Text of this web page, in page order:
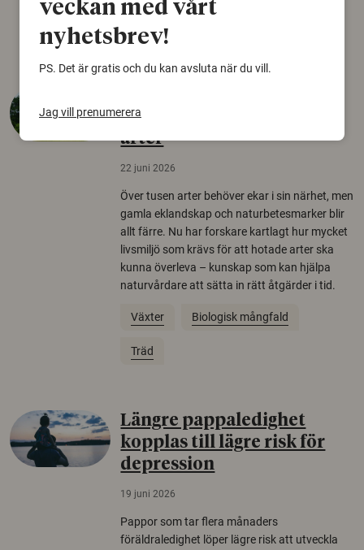
krävs för att rädda hotade
arter
22 juni 2026
Över tusen arter behöver ekar i sin närhet, men
gamla eklandskap och naturbetesmarker blir
allt färre. Nu har forskare kartlagt hur mycket
livsmiljö som krävs för att hotade arter ska
kunna överleva – kunskap som kan hjälpa
naturvårdare att sätta in rätt åtgärder i tid.
Växter Biologisk mångfald
Träd
Längre pappaledighet
kopplas till lägre risk för
depression
19 juni 2026
Pappor som tar flera månaders
föräldraledighet löper lägre risk att utveckla
veckan med vårt
nyhetsbrev!
PS. Det är gratis och du kan avsluta när du vill.
Jag vill prenumerera